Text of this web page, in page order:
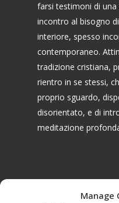
Manage
farsi testimoni di una
incontro al bisogno
interiore, spesso
contemporaneo.
tradizione cristiana,
rientro in se stessi,
proprio sguardo,
disorientato, e di
meditazione